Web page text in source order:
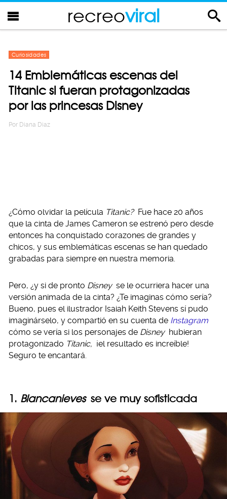
recreoviral
Curiosidades
14 Emblemáticas escenas del
Titanic si fueran protagonizadas
por las princesas Disney
Por Diana Diaz
¿Cómo olvidar la película Titanic? Fue hace 20 años
que la cinta de James Cameron se estrenó pero desde
entonces ha conquistado corazones de grandes y
chicos, y sus emblemáticas escenas se han quedado
grabadas para siempre en nuestra memoria.
Pero, ¿y si de pronto Disney se le ocurriera hacer una
versión animada de la cinta? ¿Te imaginas cómo sería?
Bueno, pues el ilustrador Isaiah Keith Stevens sí pudo
imaginárselo, y compartió en su cuenta de Instagram
cómo se vería si los personajes de Disney hubieran
protagonizado Titanic, ¡el resultado es increíble!
Seguro te encantará.
1. Blancanieves se ve muy sofisticada